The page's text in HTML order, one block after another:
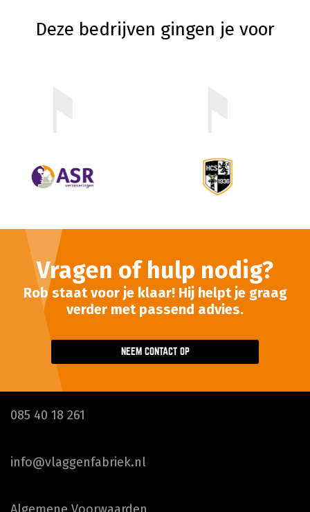
Deze bedrijven gingen je voor
Vragen of hulp nodig?
Rob staat voor je klaar! Hij helpt je graag
verder met passend advies.
NEEM CONTACT OP
085 40 18 261
info@vlaggenfabriek.nl